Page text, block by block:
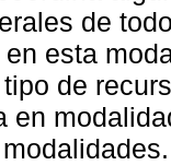
de
esta
de
en